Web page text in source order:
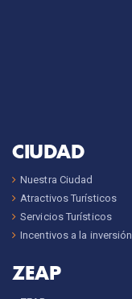
CIUDAD
Nuestra Ciudad
Atractivos Turísticos
Servicios Turísticos
Incentivos a la inversión
ZEAP